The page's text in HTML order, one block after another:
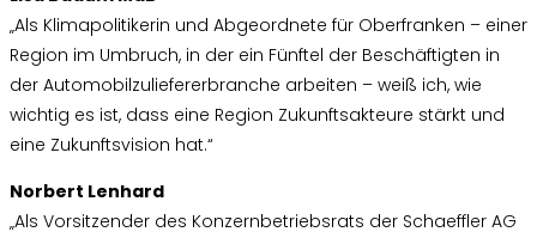
„Als Klimapolitikerin und Abgeordnete für Oberfranken – einer
Region im Umbruch, in der ein Fünftel der Beschäftigten in
der Automobilzuliefererbranche arbeiten – weiß ich, wie
wichtig es ist, dass eine Region Zukunftsakteure stärkt und
eine Zukunftsvision hat.“
Norbert Lenhard
„Als Vorsitzender des Konzernbetriebsrats der Schaeffler AG